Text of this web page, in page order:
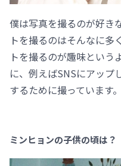
僕は写真を撮るのが好き
トを撮るのはそんなに多
トを撮るのが趣味という
に、例えばSNSにアップ
するために撮っています。
ミンヒョンの子供の頃は？